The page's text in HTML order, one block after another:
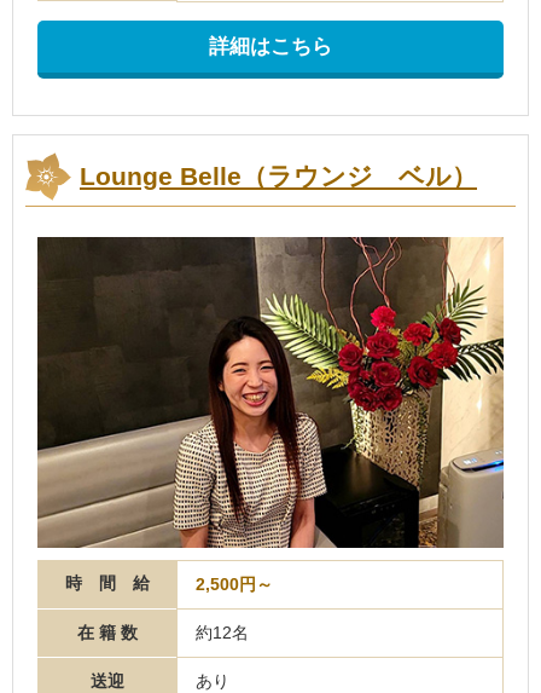
詳細はこちら
Lounge Belle（ラウンジ ベル）
時 間 給 2,500円～
在 籍 数 約12名
送迎 あり